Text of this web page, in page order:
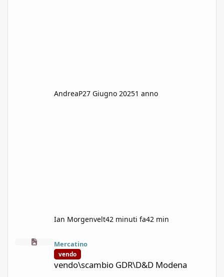
AndreaP27 Giugno 20251 anno
Ian Morgenvelt42 minuti fa42 min
Mercatino
vendo
vendo\scambio GDR\D&D Modena